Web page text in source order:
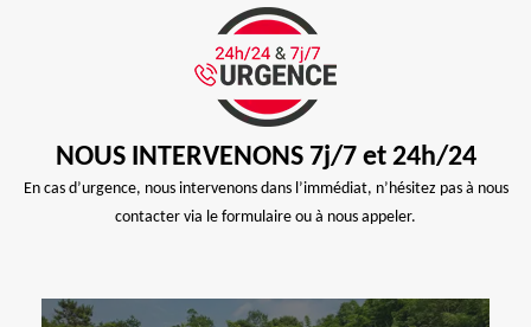
NOUS INTERVENONS 7j/7 et 24h/24
En cas d’urgence, nous intervenons dans l’immédiat, n’hésitez pas à nous
contacter via le formulaire ou à nous appeler.